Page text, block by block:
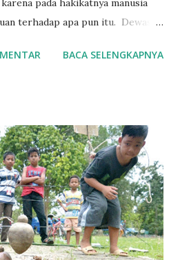
pada hakikatnya manusia
terhadap apa pun itu. Dewasa
kita disuguhi kata-kata indah
jarang berpikir dan merasa,
hakikat cinta dan justru
menjauhi nilai-nilai holistik dari
cinta sejati, sulit ditemukan
tidak ada perjuangan yang
Karena mereka tidak bisa
kepemilikan pribadi serta
BACA SELENGKAPNYA